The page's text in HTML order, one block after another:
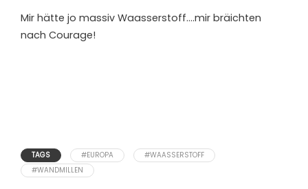
Mir hätte jo massiv Waasserstoff….mir bräichten
nach Courage!
TAGS #EUROPA
#WAASSERSTOFF
#WANDMILLEN